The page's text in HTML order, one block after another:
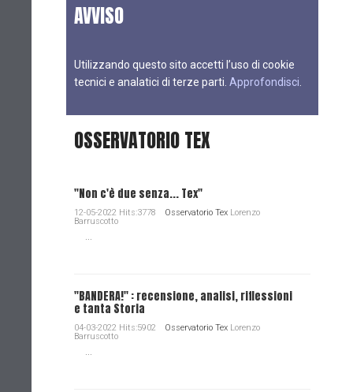
AVVISO
Utilizzando questo sito accetti l’uso di cookie
tecnici e analatici di terze parti. Approfondisci
OSSERVATORIO TEX
"Non c'è due senza... Tex"
12-05-2022 Hits:3778 Osservatorio Tex Lorenzo
Barruscotto
"BANDERA!" : recensione, analisi, riflessioni
e tanta Storia
04-03-2022 Hits:5902 Osservatorio Tex Lorenzo
Barruscotto